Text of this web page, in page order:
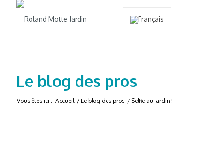
Le blog des pros
Vous êtes ici : Accueil / Le blog des pros / Selfie au jardin !